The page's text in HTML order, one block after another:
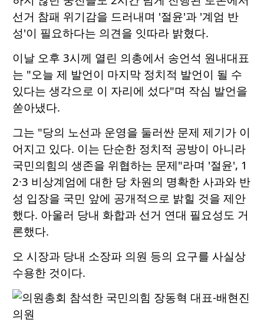
선거 참패 위기감을 드러내며 '절윤'과 '계엄 반
성'이 필요하다는 의견을 잇따라 밝혔다.
이날 오후 3시께 열린 의총에서 송언석 원내대표
는 "오늘 제 발언이 마지막 정치적 발언이 될 수
있다는 생각으로 이 자리에 섰다"며 작심 발언을
쏟아냈다.
그는 "당의 노선과 운영을 둘러싼 문제 제기가 이
어지고 있다. 이는 단순한 정치적 공방이 아니라
국민의힘의 생존을 위협하는 문제"라며 '절윤', 1
2·3 비상계엄에 대한 당 차원의 명확한 사과와 반
성 입장을 국민 앞에 공개적으로 밝힐 것을 제안
했다. 아울러 당내 화합과 선거 연대 필요성도 거
론했다.
오 시장과 당내 소장파 의원 등의 요구를 사실상
수용한 것이다.